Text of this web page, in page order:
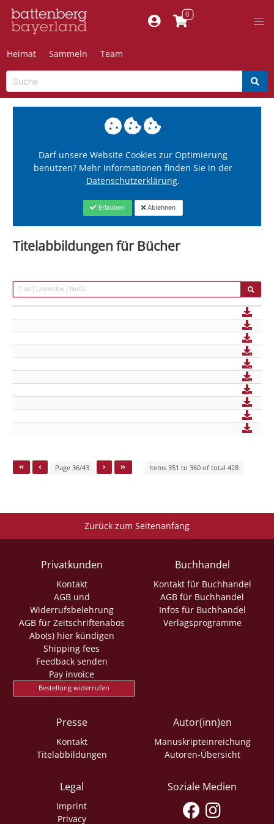
Heimat Sammeln Team
Darf unsere Website Cookies zur Optimierung
benutzen? Mehr Informationen finden Sie in der
Datenschutzerklärung.
Erlauben Ablehnen
Titelabbildungen für Bücher
Page 36/43 Items 351 to 360 of total 428
Zurück zum Seitenanfang
Privatkunden
Kontakt
AGB und
Widerrufsbelehrung
AGB für Zeitschriftenabos
Abo(s) hier kündigen
Shipping fees
Feedback senden
Pay invoice
Bestellung widerrufen
Buchhandel
Kontakt für Buchhandel
AGB für Buchhandel
Infos für Buchhandel
Verlagsprogramme
Presse
Kontakt
Titelabbildungen
Autor(inn)en
Manuskripteinreichung
Autoren-Übersicht
Legal
Imprint
Privacy
Soziale Medien